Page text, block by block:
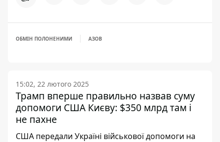
ОБМІН ПОЛОНЕНИМИ АЗОВ
15:02, 22 лютого 2025
Трамп вперше правильно назвав суму
допомоги США Києву: $350 млрд там і
не пахне
США передали Україні військової допомоги на